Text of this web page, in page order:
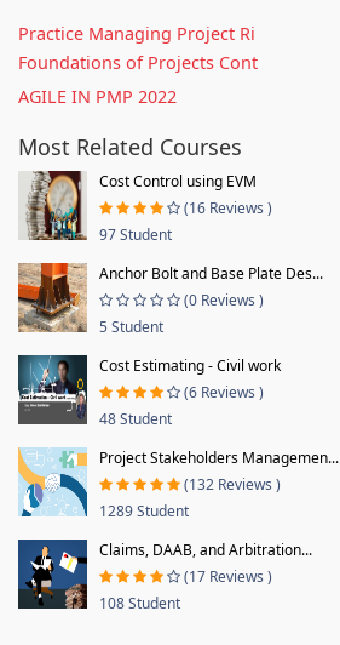
Practice Managing Project Ri
Foundations of Projects Cont
AGILE IN PMP 2022
Most Related Courses
Cost Control using EVM
(16 Reviews )
97 Student
Anchor Bolt and Base Plate Des...
(0 Reviews )
5 Student
Cost Estimating - Civil work
(6 Reviews )
48 Student
Project Stakeholders Managemen...
(132 Reviews )
1289 Student
Claims, DAAB, and Arbitration...
(17 Reviews )
108 Student